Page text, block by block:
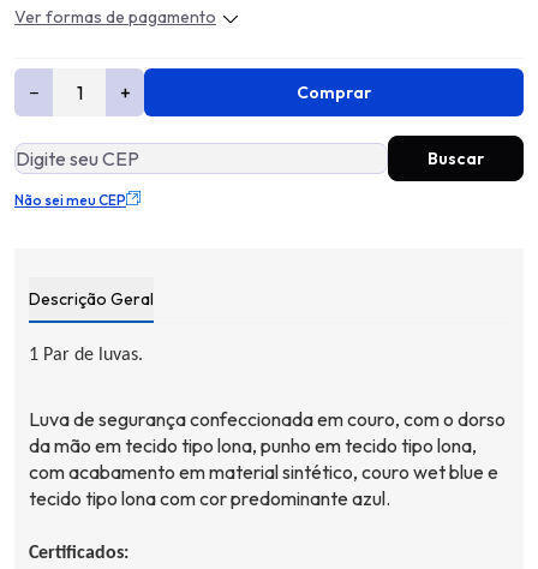
Ver formas de pagamento
− + Comprar
Não sei meu CEP
Descrição Geral
1 Par de luvas.
Luva de segurança confeccionada em couro, com o dorso
da mão em tecido tipo lona, punho em tecido tipo lona,
com acabamento em material sintético, couro wetblue e
tecido tipo lona com cor predominante azul.
Certificados: